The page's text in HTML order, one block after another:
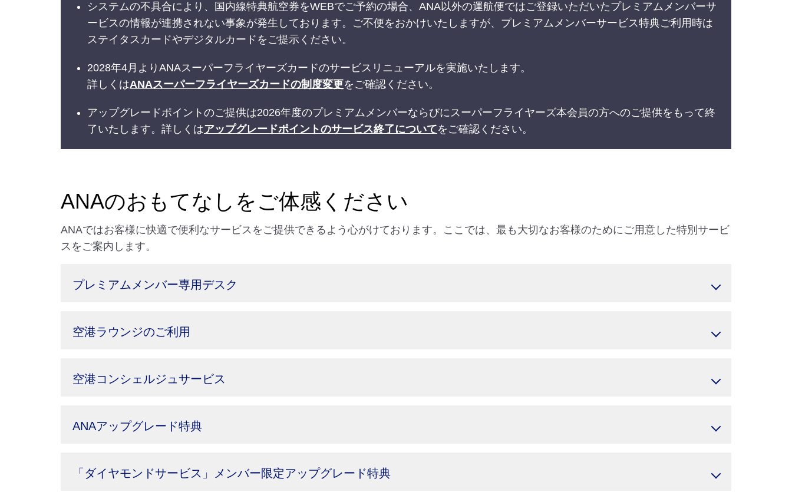
システムの不具合により、国内線特典航空券をWEBでご予約の場合、ANA以外の運航便ではご登録いただいたプレミアムメンバーサ
ービスの情報が連携されない事象が発生しております。ご不便をおかけいたしますが、プレミアムメンバーサービス特典ご利用時は
ステイタスカードやデジタルカードをご提示ください。
2028年4月よりANAスーパーフライヤーズカードのサービスリニューアルを実施いたします。
詳しくはANAスーパーフライヤーズカードの制度変更をご確認ください。
アップグレードポイントのご提供は2026年度のプレミアムメンバーならびにスーパーフライヤーズ本会員の方へのご提供をもって終
了いたします。詳しくはアップグレードポイントのサービス終了についてをご確認ください。
ANAのおもてなしをご体感ください
ANAではお客様に快適で便利なサービスをご提供できるよう心がけております。ここでは、最も大切なお客様のためにご用意した特別サービ
スをご案内します。
プレミアムメンバー専用デスク
空港ラウンジのご利用
空港コンシェルジュサービス
ANAアップグレード特典
「ダイヤモンドサービス」メンバー限定アップグレード特典